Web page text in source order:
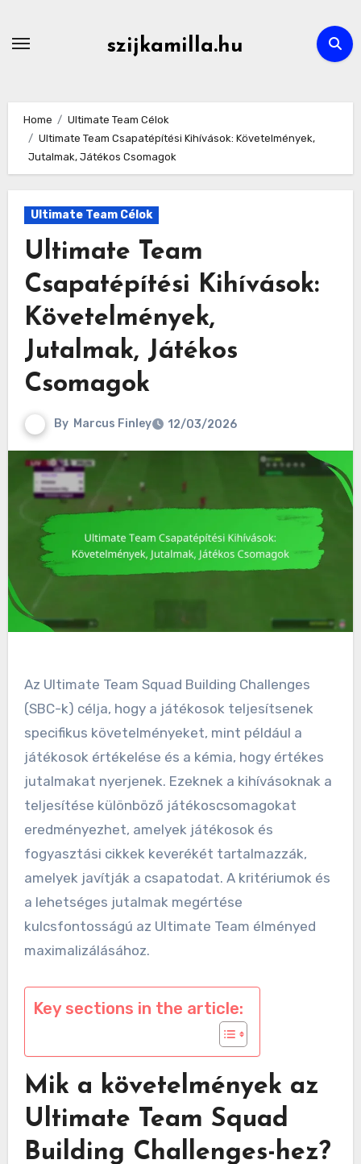
szijkamilla.hu
Home
Ultimate Team Célok
Ultimate Team Csapatépítési Kihívások: Követelmények,
Jutalmak, Játékos Csomagok
Ultimate Team Célok
Ultimate Team
Csapatépítési Kihívások:
Követelmények,
Jutalmak, Játékos
Csomagok
By Marcus Finley 12/03/2026
Az Ultimate Team Squad Building Challenges
(SBC-k) célja, hogy a játékosok teljesítsenek
specifikus követelményeket, mint például a
játékosok értékelése és a kémia, hogy értékes
jutalmakat nyerjenek. Ezeknek a kihívásoknak a
teljesítése különböző játékoscsomagokat
eredményezhet, amelyek játékosok és
fogyasztási cikkek keverékét tartalmazzák,
amelyek javítják a csapatodat. A kritériumok és
a lehetséges jutalmak megértése
kulcsfontosságú az Ultimate Team élményed
maximalizálásához.
Key sections in the article:
Mik a követelmények az
Ultimate Team Squad
Building Challenges-hez?